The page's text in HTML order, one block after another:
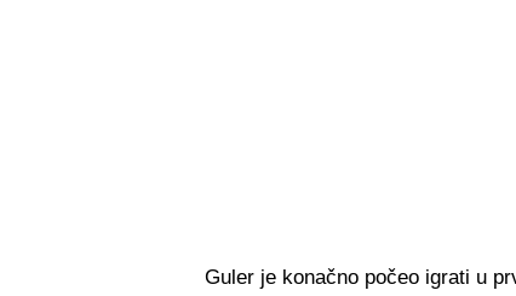
Guler je konačno počeo igrati u